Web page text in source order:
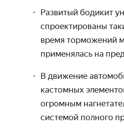
Развитый бодикит
спроектированы
время торможений
применялась на
В движение
кастомных
огромным
системой полного